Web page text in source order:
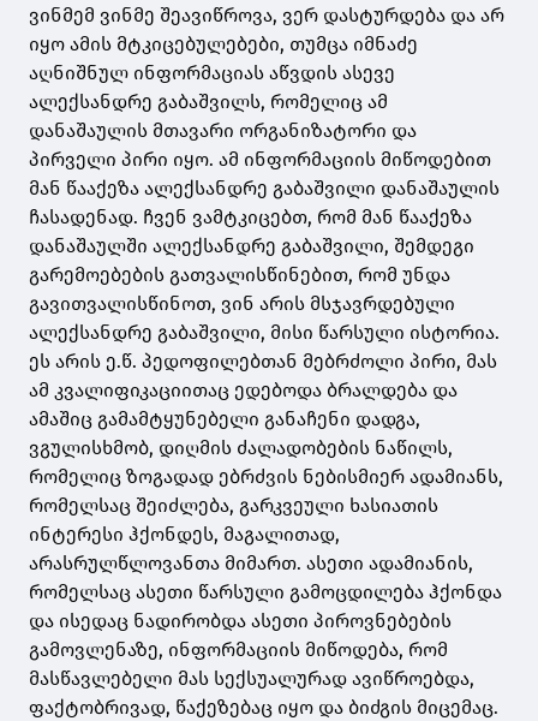
ვინმემ ვინმე შეავიწროვა, ვერ დასტურდება და არ
იყო ამის მტკიცებულებები, თუმცა იმნაძე
აღნიშნულ ინფორმაციას აწვდის ასევე
ალექსანდრე გაბაშვილს, რომელიც ამ
დანაშაულის მთავარი ორგანიზატორი და
პირველი პირი იყო. ამ ინფორმაციის მიწოდებით
მან წააქეზა ალექსანდრე გაბაშვილი დანაშაულის
ჩასადენად. ჩვენ ვამტკიცებთ, რომ მან წააქეზა
დანაშაულში ალექსანდრე გაბაშვილი, შემდეგი
გარემოებების გათვალისწინებით, რომ უნდა
გავითვალისწინოთ, ვინ არის მსჯავრდებული
ალექსანდრე გაბაშვილი, მისი წარსული ისტორია.
ეს არის ე.წ. პედოფილებთან მებრძოლი პირი, მას
ამ კვალიფიკაციითაც ედებოდა ბრალდება და
ამაშიც გამამტყუნებელი განაჩენი დადგა,
ვგულისხმობ, დიღმის ძალადობების ნაწილს,
რომელიც ზოგადად ებრძვის ნებისმიერ ადამიანს,
რომელსაც შეიძლება, გარკვეული ხასიათის
ინტერესი ჰქონდეს, მაგალითად,
არასრულწლოვანთა მიმართ. ასეთი ადამიანის,
რომელსაც ასეთი წარსული გამოცდილება ჰქონდა
და ისედაც ნადირობდა ასეთი პიროვნებების
გამოვლენაზე, ინფორმაციის მიწოდება, რომ
მასწავლებელი მას სექსუალურად ავიწროებდა,
ფაქტობრივად, წაქეზებაც იყო და ბიძგის მიცემაც.